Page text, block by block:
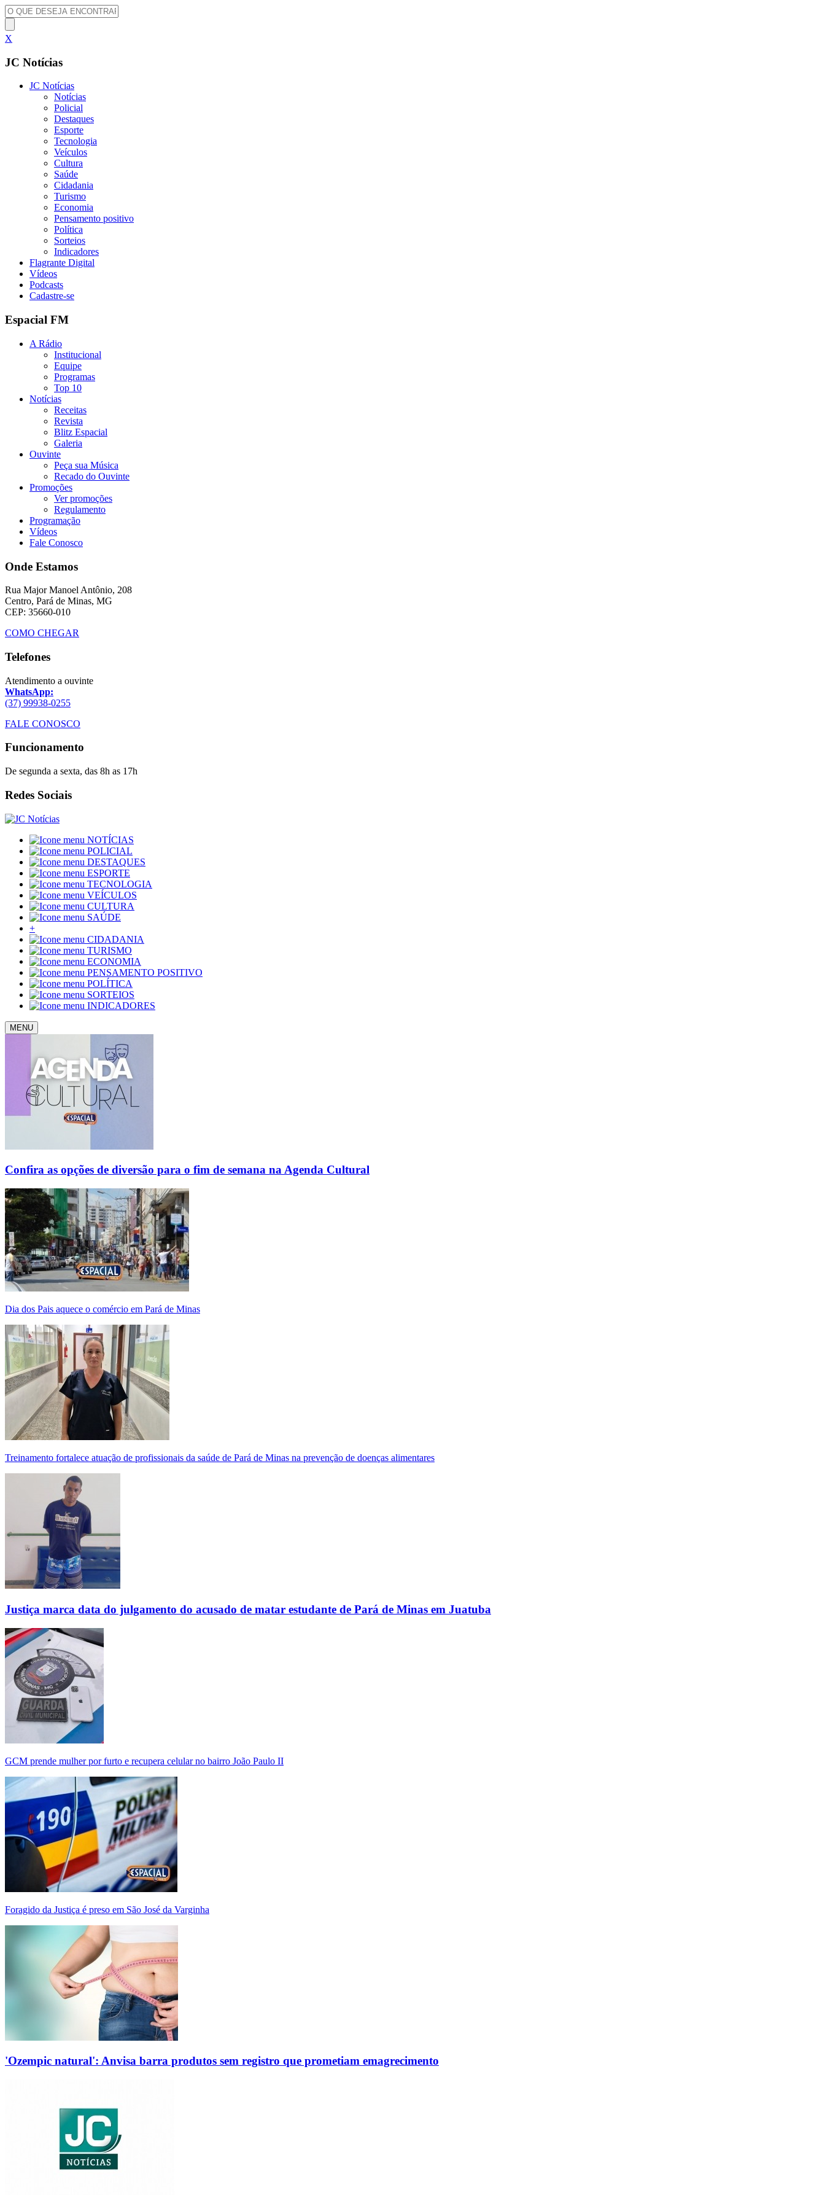
X
JC Notícias
JC Notícias
Notícias
Policial
Destaques
Esporte
Tecnologia
Veículos
Cultura
Saúde
Cidadania
Turismo
Economia
Pensamento positivo
Política
Sorteios
Indicadores
Flagrante Digital
Vídeos
Podcasts
Cadastre-se
Espacial FM
A Rádio
Institucional
Equipe
Programas
Top 10
Notícias
Receitas
Revista
Blitz Espacial
Galeria
Ouvinte
Peça sua Música
Recado do Ouvinte
Promoções
Ver promoções
Regulamento
Programação
Vídeos
Fale Conosco
Onde Estamos
Rua Major Manoel Antônio, 208
Centro, Pará de Minas, MG
CEP: 35660-010
COMO CHEGAR
Telefones
Atendimento a ouvinte
WhatsApp:
(37) 99938-0255
FALE CONOSCO
Funcionamento
De segunda a sexta, das 8h as 17h
Redes Sociais
NOTÍCIAS
POLICIAL
DESTAQUES
ESPORTE
TECNOLOGIA
VEÍCULOS
CULTURA
SAÚDE
+
CIDADANIA
TURISMO
ECONOMIA
PENSAMENTO POSITIVO
POLÍTICA
SORTEIOS
INDICADORES
MENU
Confira as opções de diversão para o fim de semana na Agenda Cultural
Dia dos Pais aquece o comércio em Pará de Minas
Treinamento fortalece atuação de profissionais da saúde de Pará de Minas na prevenção de doenças alimentares
Justiça marca data do julgamento do acusado de matar estudante de Pará de Minas em Juatuba
GCM prende mulher por furto e recupera celular no bairro João Paulo II
Foragido da Justiça é preso em São José da Varginha
'Ozempic natural': Anvisa barra produtos sem registro que prometiam emagrecimento